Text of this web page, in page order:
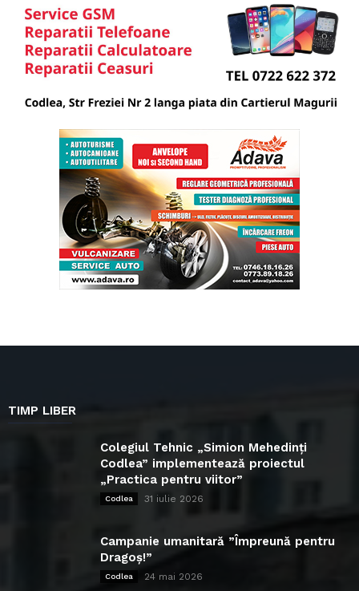
TIMP LIBER
Colegiul Tehnic „Simion Mehedinți
Codlea” implementează proiectul
„Practica pentru viitor”
Codlea 31 iulie 2026
Campanie umanitară ”Împreună pentru
Dragoș!”
Codlea 24 mai 2026